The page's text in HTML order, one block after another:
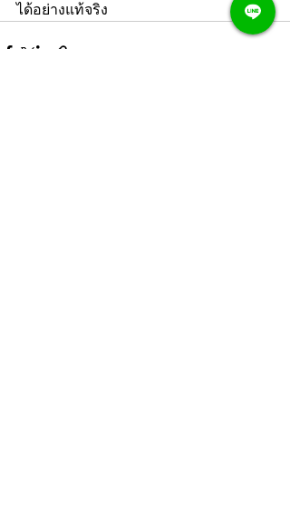
ได้อย่างแท้จริง